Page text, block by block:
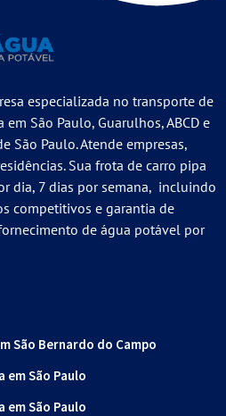
especializada no transporte de
São Paulo, Guarulhos, ABCD e
São Paulo. Atende empresas,
Sua frota de carro pipa
dia, 7 dias por semana, incluindo
competitivos e garantia de
de água potável por
São Bernardo do Campo
em São Paulo
em São Paulo